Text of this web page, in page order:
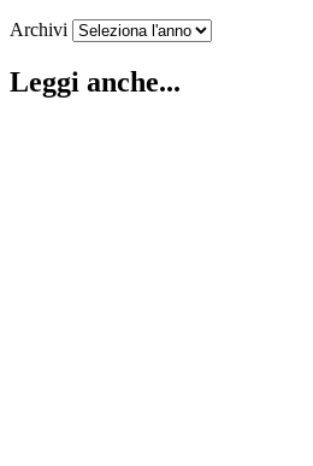
Archivi
Leggi anche...